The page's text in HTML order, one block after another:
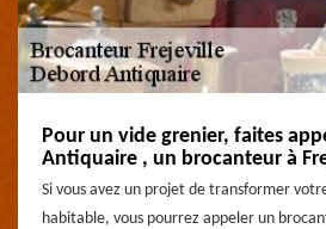
Pour un vide grenier, faites
Antiquaire , un brocanteur à
Si vous avez un projet de transformer
habitable, vous pourrez appeler un